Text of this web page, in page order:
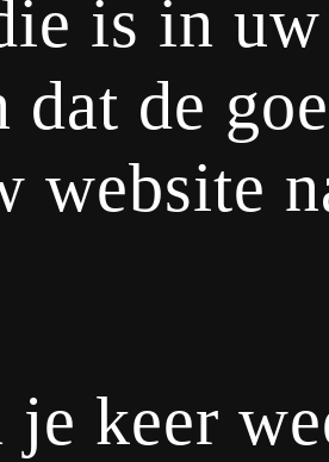
is in
dat de
website
keer